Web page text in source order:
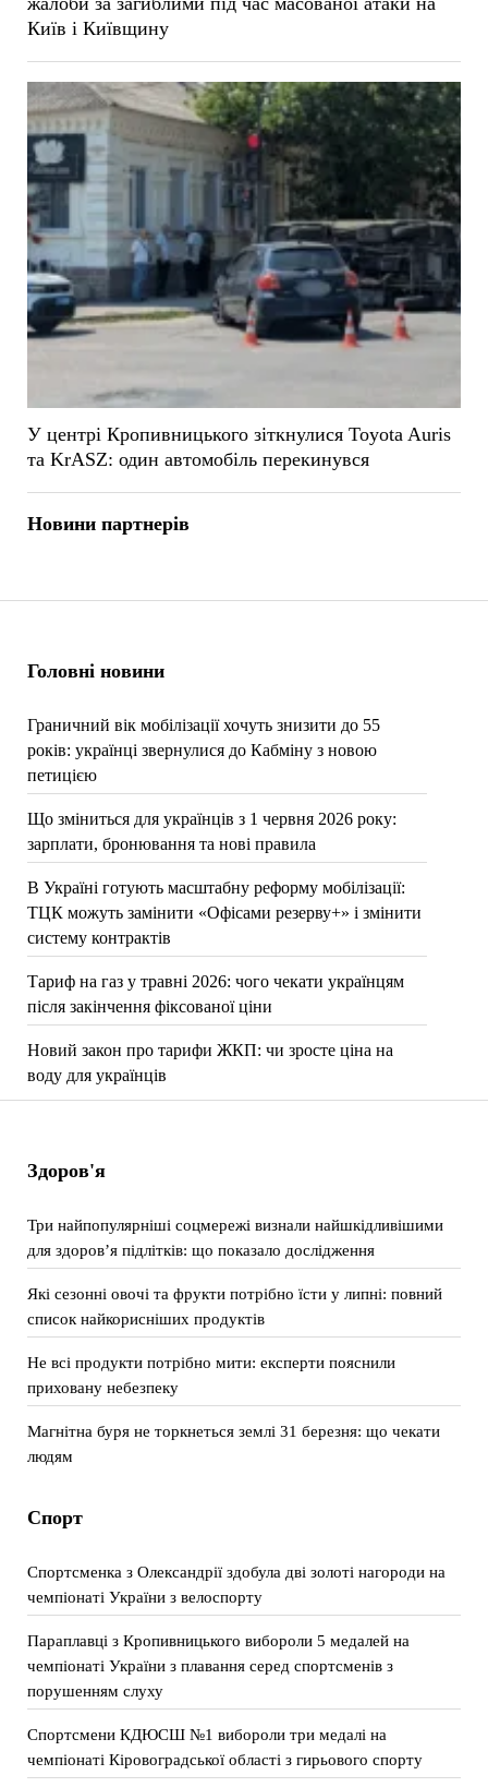
Головні новини
Граничний вік мобілізації хочуть знизити до 55
років: українці звернулися до Кабміну з новою
петицією
Що зміниться для українців з 1 червня 2026 року:
зарплати, бронювання та нові правила
В Україні готують масштабну реформу мобілізації:
ТЦК можуть замінити «Офісами резерву+» і змінити
систему контрактів
Тариф на газ у травні 2026: чого чекати українцям
після закінчення фіксованої ціни
Новий закон про тарифи ЖКП: чи зросте ціна на
воду для українців
Київ і Київщину
У центрі Кропивницького зіткнулися Toyota Auris
та KrASZ: один автомобіль перекинувся
Новини партнерів
Здоров'я
Три найпопулярніші соцмережі визнали найшкідливішими
для здоров’я підлітків: що показало дослідження
Які сезонні овочі та фрукти потрібно їсти у липні: повний
список найкорисніших продуктів
Не всі продукти потрібно мити: експерти пояснили
приховану небезпеку
Магнітна буря не торкнеться землі 31 березня: що чекати
людям
Спорт
Спортсменка з Олександрії здобула дві золоті нагороди на
чемпіонаті України з велоспорту
Параплавці з Кропивницького вибороли 5 медалей на
чемпіонаті України з плавання серед спортсменів з
порушенням слуху
Спортсмени КДЮСШ №1 вибороли три медалі на
чемпіонаті Кіровоградської області з гирьового спорту